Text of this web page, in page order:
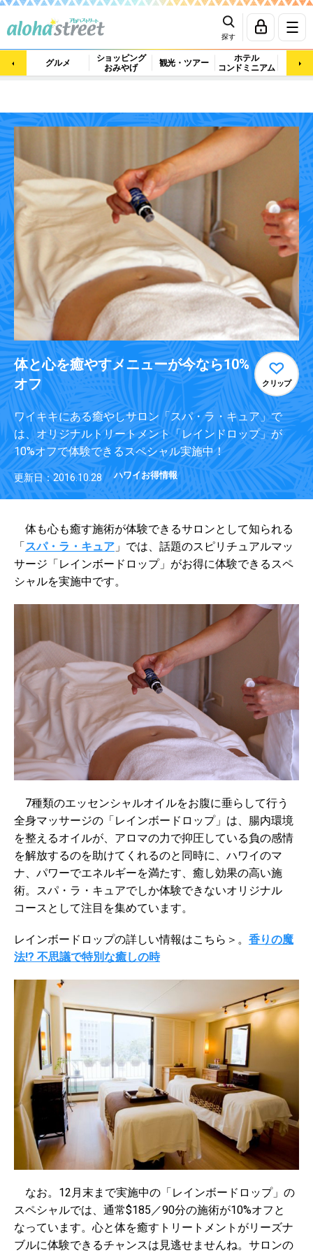
探す
グルメ
ショッピング
おみやげ
観光・ツアー
ホテル
コンドミニアム
マッ
体と心を癒やすメニューが今なら10%
オフ
クリップ
ワイキキにある癒やしサロン「スパ・ラ・キュア」で
は、オリジナルトリートメント「レインドロップ」が
10%オフで体験できるスペシャル実施中！
更新日：2016.10.28 ハワイお得情報
体も心も癒す施術が体験できるサロンとして知られる
「スパ・ラ・キュア 」では、話題のスピリチュアルマッ
サージ「レインボードロップ」がお得に体験できるスペ
シャルを実施中です。
7種類のエッセンシャルオイルをお腹に垂らして行う
全身マッサージの「レインボードロップ」は、腸内環境
を整えるオイルが、アロマの力で抑圧している負の感情
を解放するのを助けてくれるのと同時に、ハワイのマ
ナ、パワーでエネルギーを満たす、癒し効果の高い施
術。スパ・ラ・キュアでしか体験できないオリジナル
コースとして注目を集めています。
レインボードロップの詳しい情報はこちら＞。 香りの魔
法!? 不思議で特別な癒しの時
なお。12月末まで実施中の「レインボードロップ」の
スペシャルでは、通常$185／90分の施術が10%オフと
なっています。心と体を癒すトリートメントがリーズナ
ブルに体験できるチャンスは見逃せませんね。サロンの